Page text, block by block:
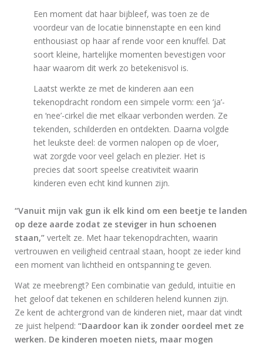
Een moment dat haar bijbleef, was toen ze de
voordeur van de locatie binnenstapte en een kind
enthousiast op haar af rende voor een knuffel. Dat
soort kleine, hartelijke momenten bevestigen voor
haar waarom dit werk zo betekenisvol is.
Laatst werkte ze met de kinderen aan een
tekenopdracht rondom een simpele vorm: een ‘ja’-
en ‘nee’-cirkel die met elkaar verbonden werden. Ze
tekenden, schilderden en ontdekten. Daarna volgde
het leukste deel: de vormen nalopen op de vloer,
wat zorgde voor veel gelach en plezier. Het is
precies dat soort speelse creativiteit waarin
kinderen even echt kind kunnen zijn.
“Vanuit mijn vak gun ik elk kind om een beetje te landen
op deze aarde zodat ze steviger in hun schoenen
staan,” vertelt ze. Met haar tekenopdrachten, waarin
vertrouwen en veiligheid centraal staan, hoopt ze ieder kind
een moment van lichtheid en ontspanning te geven.
Wat ze meebrengt? Een combinatie van geduld, intuïtie en
het geloof dat tekenen en schilderen helend kunnen zijn.
Ze kent de achtergrond van de kinderen niet, maar dat vindt
ze juist helpend: “Daardoor kan ik zonder oordeel met ze
werken. De kinderen moeten niets, maar mogen